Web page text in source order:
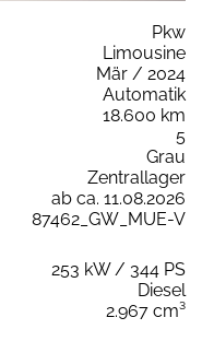
Pkw
Limousine
Mär / 2024
Automatik
18.600 km
5
Grau
Zentrallager
ab ca. 11.08.2026
87462_GW_MUE-V
253 kW / 344 PS
Diesel
2.967 cm³